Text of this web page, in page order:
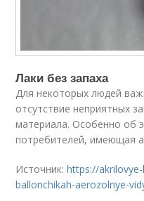
Лаки без запаха
Для некоторых людей
отсутствие неприятных
материала. Особенно об
потребителей, имеющая
Источник:https://
ballonchikah-aerozolnye-